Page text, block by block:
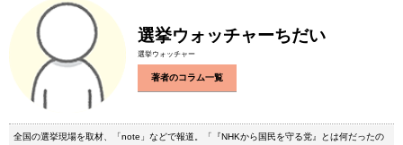
選挙ウォッチャーちだい
選挙ウォッチャー
著者のコラム一覧
全国の選挙現場を取材、「note」などで報道。「『NHKから国民を守る党』とは何だったの